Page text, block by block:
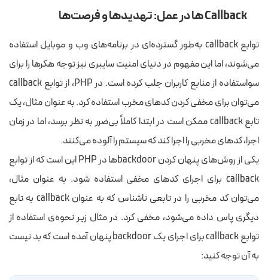
Callback ها در عمل: تهدیدها و فرصت‌ها
توابع callback به‌طور گسترده‌ای در برنامه‌های وب و موبایل استفاده
می‌شوند، اما این مفهوم در دنیای امنیت سایبری نیز توجه هکرها را برای
سواستفاده از منابع کاربران جلب کرده است. در PHP، از توابع callback
می‌توان برای مخفی کردن کدهای مخرب استفاده کرد. به عنوان مثال، یک
تابع callback ممکن است در ابتدا کاملاً بی‌ضرر به نظر برسد، اما در زمان
اجرا، کدهای مخربی را اجرا کند که سیستم را آلوده می‌کنند.
یکی از روش‌های پنهان کردن backdoorها در PHP این است که از توابع
callback برای اجرای کدهای مخفی استفاده شود. به عنوان مثال،
می‌توان کد مخربی را در تابعی ناشناس که به عنوان callback به تابع
دیگری پاس داده می‌شود، مخفی کرد. در مثال زیر نحوه‌ی استفاده از
توابع callback برای اجرای یک backdoor پنهان آمده است که بد نیست
به آن توجه کنید: